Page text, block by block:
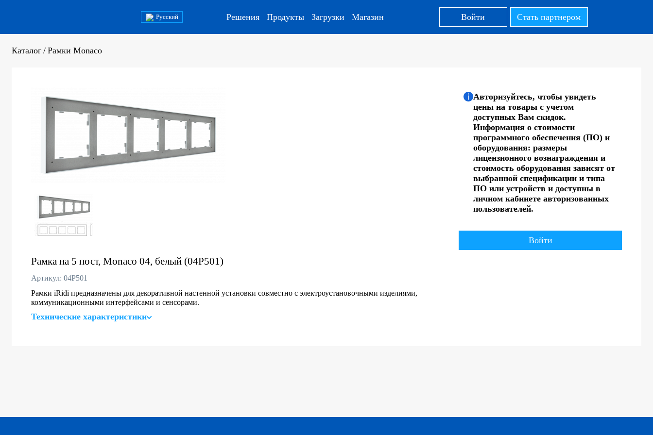
Русский Решения Продукты Загрузки Магазин Войти Стать партнером
Каталог / Рамки Monaco
Рамка на 5 пост, Monaco 04, белый (04P501)
Артикул: 04P501
Рамки iRidi предназначены для декоративной настенной установки совместно с электроустановочными изделиями,
коммуникационными интерфейсами и сенсорами.
Технические характеристики
Авторизуйтесь, чтобы увидеть
цены на товары с учетом
доступных Вам скидок.
Информация о стоимости
программного обеспечения (ПО) и
оборудования: размеры
лицензионного вознаграждения и
стоимость оборудования зависят от
выбранной спецификации и типа
ПО или устройств и доступны в
личном кабинете авторизованных
пользователей.
Войти